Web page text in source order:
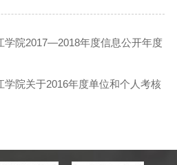
学院2017—2018年度信息公开年度
学院关于2016年度单位和个人考核